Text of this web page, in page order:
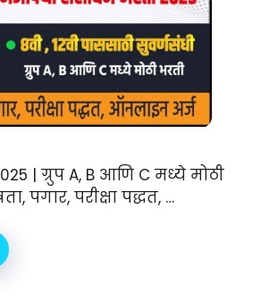
| ग्रुप A, B आणि C मध्ये मोठी
पगार, परीक्षा पद्धत, …